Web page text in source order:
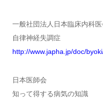
一般社団法人日本臨床内科医
自律神経失調症
http://www.japha.jp/doc/
日本医師会
知って得する病気の知識